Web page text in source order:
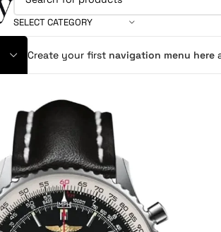
SELECT CATEGORY
Create your first navigation menu here